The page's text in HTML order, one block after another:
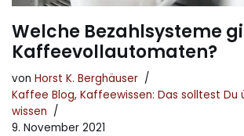
Welche Bezahlsysteme
Kaffeevollautomaten?
von Horst K. Berghäuser
Kaffee Blog, Kaffeewissen: Das solltest Du
wissen
9. November 2021